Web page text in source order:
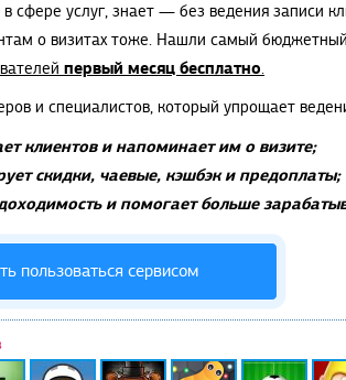
в сфере услуг, знает — без ведения записи
о визитах тоже. Нашли самый
первый месяц бесплатно.
и специалистов, который упрощает
клиентов и напоминает им о визите;
скидки, чаевые, кэшбэк и предоплаты;
и помогает больше
пользоваться сервисом